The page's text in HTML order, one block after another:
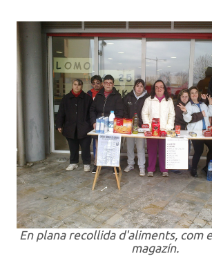
En plana recollida d'aliments, com
magazín.